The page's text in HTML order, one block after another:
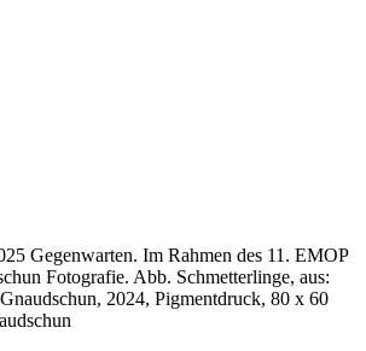
Gegenwarten. Im Rahmen des 11. EMOP
Fotografie. Abb. Schmetterlinge, aus:
2024, Pigmentdruck, 80 x 60